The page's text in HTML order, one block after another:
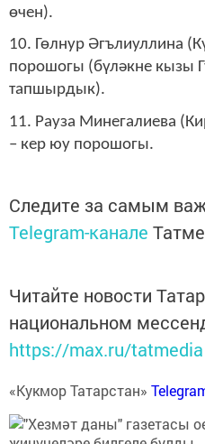
өчен).
10. Гөлнур Әгълиуллина
порошогы (бүләкне кызы
тапшырдык).
11. Рауза Минегалиева
– кер юу порошогы.
Следите за самым
Telegram-канале
Читайте новости
национальном
https://max.ru/tatmedia
«Кукмор Татарстан»